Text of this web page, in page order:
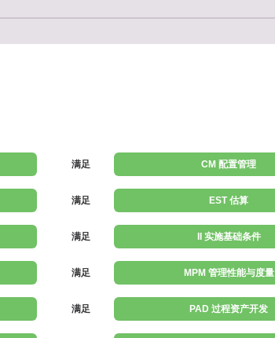
满足 CM 配置管理
满足 EST 估算
满足 II 实施基础条件
满足 MPM 管理性能与度量
满足 PAD 过程资产开发